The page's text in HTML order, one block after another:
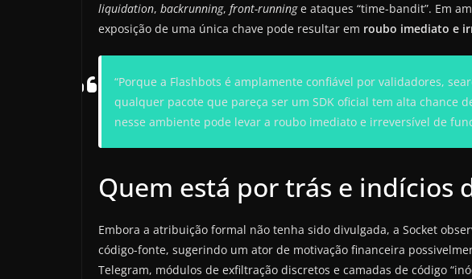
liquidation, backrunning, front-runninge ataques “time-bandit”. Em
exposição de uma única chave pode resultar em roubo imediato e
“Porque a Flashbots é amplamente confiável por validadores,
qualquer pacote que pareça ser um SDK oficial tem alta chance
nesse ambiente pode levar a roubo imediato e irreversível de
Quem está por trás e indícios
Embora a atribuição formal não tenha sido divulgada, a Socket
código-fonte, sugerindo um ator de motivação financeira
Telegram, módulos de exfiltração discretos e camadas de código